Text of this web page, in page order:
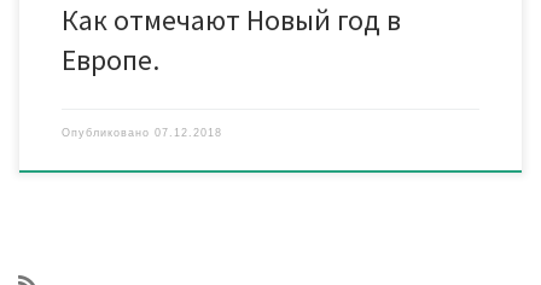
Как отмечают Новый год в
Европе.
Опубликовано 07.12.2018